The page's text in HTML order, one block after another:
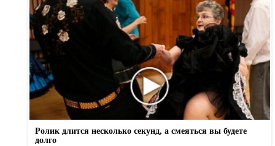
Ролик длится несколько секунд, а смеяться вы будете
долго